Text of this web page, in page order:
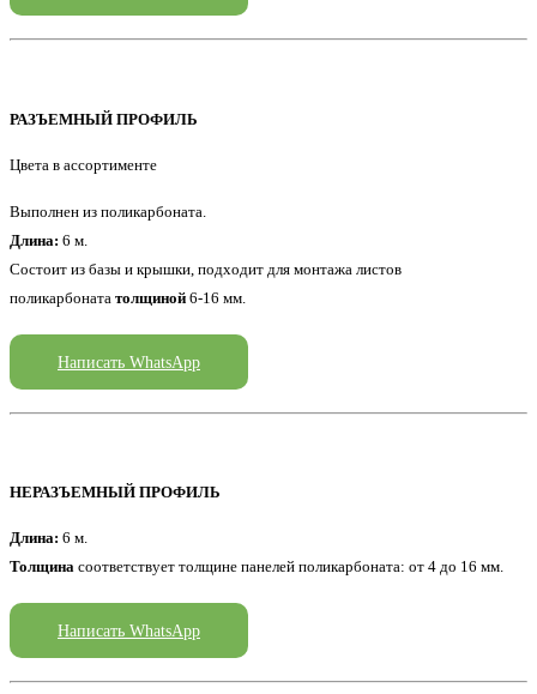
РАЗЪЕМНЫЙ ПРОФИЛЬ
Цвета в ассортименте
Выполнен из поликарбоната.
Длина: 6 м.
Состоит из базы и крышки, подходит для монтажа листов
поликарбоната толщиной 6-16 мм.
Написать WhatsApp
НЕРАЗЪЕМНЫЙ ПРОФИЛЬ
Длина: 6 м.
Толщина соответствует толщине панелей поликарбоната: от 4 до 16 мм.
Написать WhatsApp